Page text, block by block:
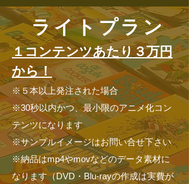
©2018 codate Co. , Lt d. All Rights r ese
版権イラスト等、アニメに活用できるか
データをチェック
動
ライトプラン
１コンテンツあたり３万円
から！
※５本以上発注された場合
※30秒以内かつ、最小限のアニメ化コン
テンツになります
※サンプルイメージはお問い合せ下さい
※納品はmp4やmovなどのデータ素材に
なります（DVD・Blu-rayの作成は実費が